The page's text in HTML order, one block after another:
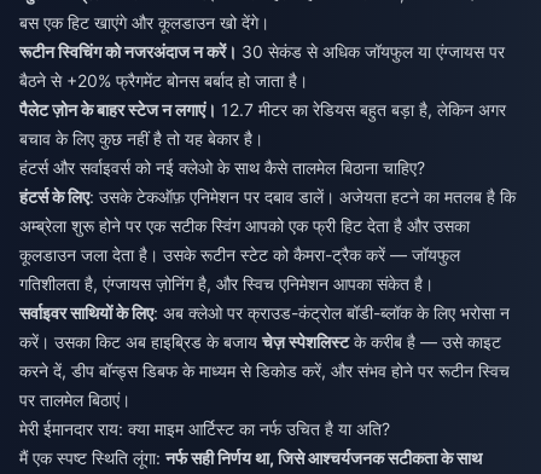
बस एक हिट खाएंगे और कूलडाउन खो देंगे।
रूटीन स्विचिंग को नजरअंदाज न करें। 30 सेकंड से अधिक जॉयफुल या एंग्जायस पर
बैठने से +20% फ्रैगमेंट बोनस बर्बाद हो जाता है।
पैलेट ज़ोन के बाहर स्टेज न लगाएं। 12.7 मीटर का रेडियस बहुत बड़ा है, लेकिन अगर
बचाव के लिए कुछ नहीं है तो यह बेकार है।
हंटर्स और सर्वाइवर्स को नई क्लेओ के साथ कैसे तालमेल बिठाना चाहिए?
हंटर्स के लिए: उसके टेकऑफ़ एनिमेशन पर दबाव डालें। अजेयता हटने का मतलब है कि
अम्ब्रेला शुरू होने पर एक सटीक स्विंग आपको एक फ्री हिट देता है और उसका
कूलडाउन जला देता है। उसके रूटीन स्टेट को कैमरा-ट्रैक करें — जॉयफुल
गतिशीलता है, एंग्जायस ज़ोनिंग है, और स्विच एनिमेशन आपका संकेत है।
सर्वाइवर साथियों के लिए: अब क्लेओ पर क्राउड-कंट्रोल बॉडी-ब्लॉक के लिए भरोसा न
करें। उसका किट अब हाइब्रिड के बजायचेज़ स्पेशलिस्टके करीब है — उसे काइट
करने दें, डीप बॉन्ड्स डिबफ के माध्यम से डिकोड करें, और संभव होने पर रूटीन स्विच
पर तालमेल बिठाएं।
मेरी ईमानदार राय: क्या माइम आर्टिस्ट का नर्फ उचित है या अति?
मैं एक स्पष्ट स्थिति लूंगा:नर्फ सही निर्णय था, जिसे आश्चर्यजनक सटीकता के साथ